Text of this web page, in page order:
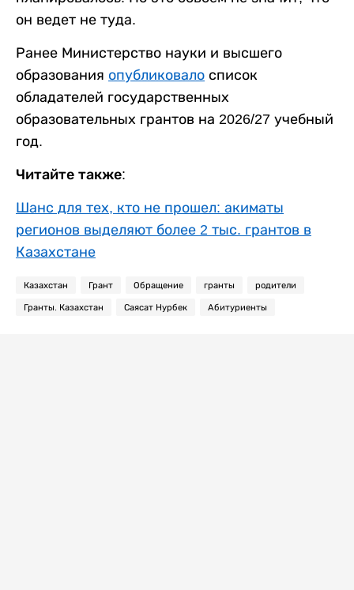
он ведет не туда.
Ранее Министерство науки и высшего
образования опубликовало список
обладателей государственных
образовательных грантов на 2026/27 учебный
год.
Читайте также:
Шанс для тех, кто не прошел: акиматы
регионов выделяют более 2 тыс. грантов в
Казахстане
Казахстан Грант Обращение гранты родители
Гранты. Казахстан Саясат Нурбек Абитуриенты